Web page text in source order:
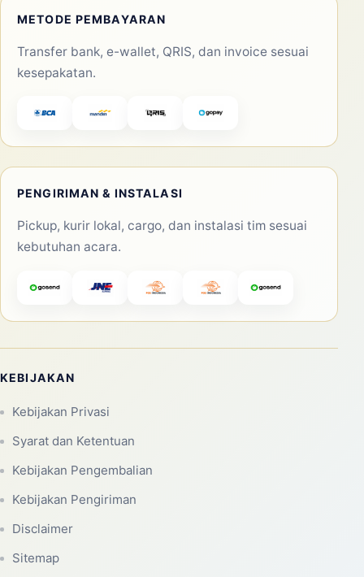
METODE PEMBAYARAN
Transfer bank, e-wallet, QRIS, dan invoice sesuai
kesepakatan.
PENGIRIMAN & INSTALASI
Pickup, kurir lokal, cargo, dan instalasi tim sesuai
kebutuhan acara.
KEBIJAKAN
Kebijakan Privasi
Syarat dan Ketentuan
Kebijakan Pengembalian
Kebijakan Pengiriman
Disclaimer
Sitemap